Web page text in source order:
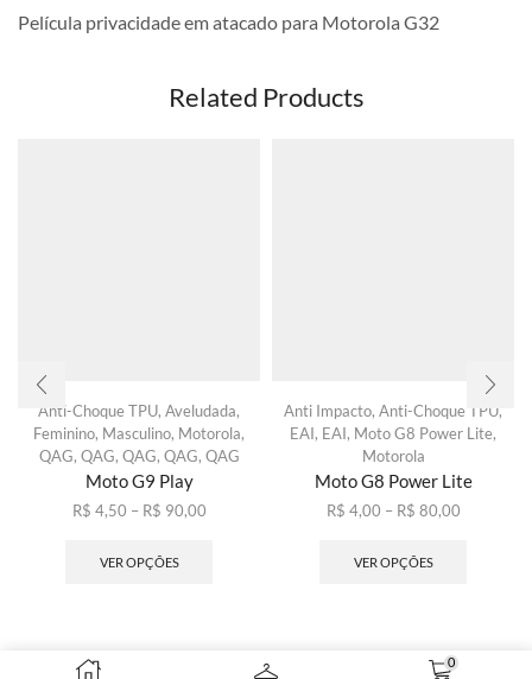
Película privacidade em atacado para Motorola G32
Related Products
Anti-Choque TPU, Aveludada,
Feminino, Masculino, Motorola,
QAG, QAG, QAG, QAG, QAG
Moto G9 Play
R$ 4,50 – R$ 90,00Faixa
VER OPÇÕES
Anti Impacto, Anti-Choque TPU,
EAI, EAI, Moto G8 Power Lite,
Motorola
Moto G8 Power Lite
R$ 4,00 – R$ 80,00Faixa
VER OPÇÕES
0